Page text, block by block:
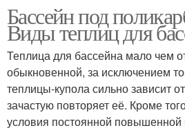
Навесы для бассейна
Бассейн под
Виды теплиц для
Теплица для бассейна мало чем
обыкновенной, за исключением
теплицы-купола сильно зависит
зачастую повторяет её. Кроме
условия постоянной повышенной